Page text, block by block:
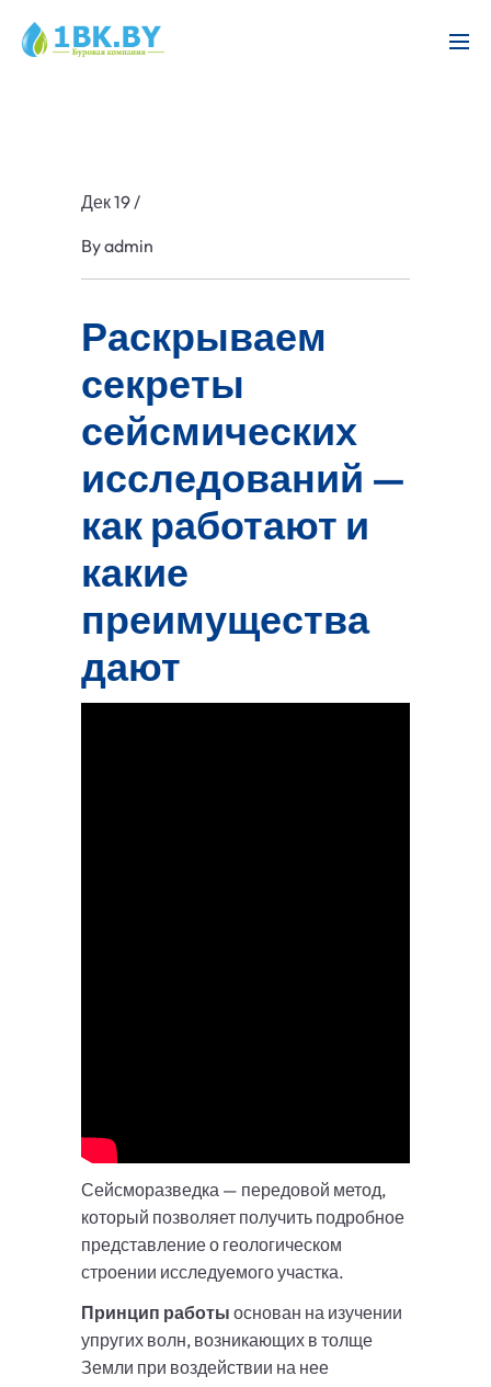
Дек 19/
Byadmin
Раскрываем
секреты
сейсмических
исследований —
как работают и
какие
преимущества
дают
Сейсморазведка — передовой метод,
который позволяет получить подробное
представление о геологическом
строении исследуемого участка.
Принцип работы основан на изучении
упругих волн, возникающих в толще
Земли при воздействии на нее